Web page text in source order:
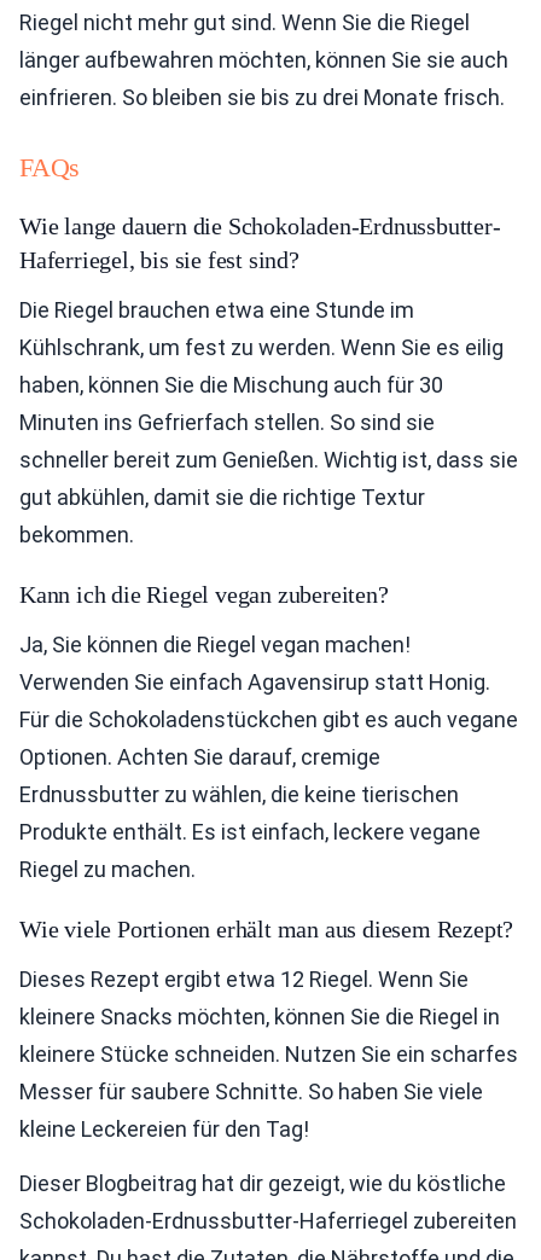
Riegel nicht mehr gut sind. Wenn Sie die Riegel
länger aufbewahren möchten, können Sie sie auch
einfrieren. So bleiben sie bis zu drei Monate frisch.
FAQs
Wie lange dauern die Schokoladen-Erdnussbutter-
Haferriegel, bis sie fest sind?
Die Riegel brauchen etwa eine Stunde im
Kühlschrank, um fest zu werden. Wenn Sie es eilig
haben, können Sie die Mischung auch für 30
Minuten ins Gefrierfach stellen. So sind sie
schneller bereit zum Genießen. Wichtig ist, dass sie
gut abkühlen, damit sie die richtige Textur
bekommen.
Kann ich die Riegel vegan zubereiten?
Ja, Sie können die Riegel vegan machen!
Verwenden Sie einfach Agavensirup statt Honig.
Für die Schokoladenstückchen gibt es auch vegane
Optionen. Achten Sie darauf, cremige
Erdnussbutter zu wählen, die keine tierischen
Produkte enthält. Es ist einfach, leckere vegane
Riegel zu machen.
Wie viele Portionen erhält man aus diesem Rezept?
Dieses Rezept ergibt etwa 12 Riegel. Wenn Sie
kleinere Snacks möchten, können Sie die Riegel in
kleinere Stücke schneiden. Nutzen Sie ein scharfes
Messer für saubere Schnitte. So haben Sie viele
kleine Leckereien für den Tag!
Dieser Blogbeitrag hat dir gezeigt, wie du köstliche
Schokoladen-Erdnussbutter-Haferriegel zubereiten